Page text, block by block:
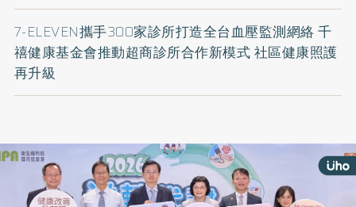
7-ELEVEN攜手300家診所打造全台血壓監測網絡 千
禧健康基金會推動超商診所合作新模式 社區健康照護
再升級